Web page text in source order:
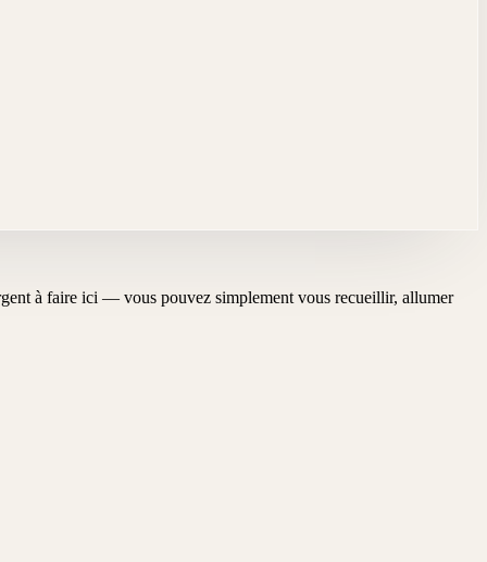
à faire ici — vous pouvez simplement vous recueillir, allumer